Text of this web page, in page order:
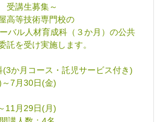
受講生募集～
高等技術専門校の
バル人材育成科（３か月）の公共
託を受け実施します。
か月コース・託児サービス付き)
7月30日(金)
11月29日(月)